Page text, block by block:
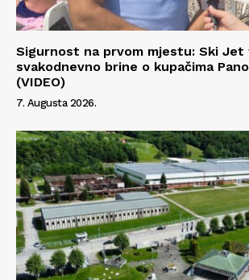
Info
O nama
Kontakt
Sigurnost na prvom mjestu: Ski Jet
svakodnevno brine o kupačima
(VIDEO)
7. Augusta 2026.